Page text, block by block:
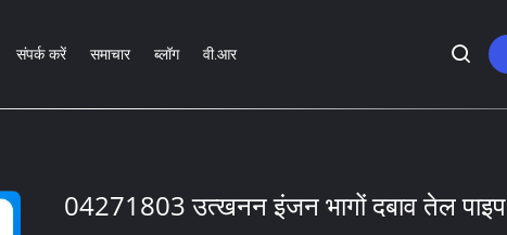
संपर्क करें समाचार ब्लॉग वी.आर
04271803 उत्खनन इंजन भागों दबाव तेल